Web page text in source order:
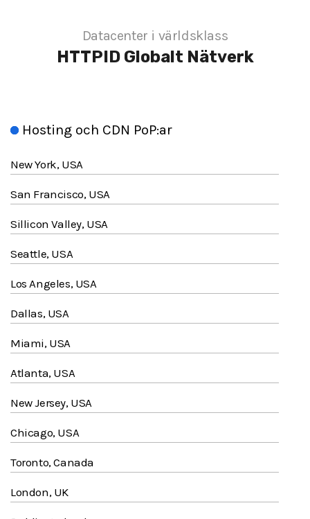
Datacenter i världsklass
HTTPID Globalt Nätverk
Hosting och CDN PoP:ar
New York, USA
San Francisco, USA
Sillicon Valley, USA
Seattle, USA
Los Angeles, USA
Dallas, USA
Miami, USA
Atlanta, USA
New Jersey, USA
Chicago, USA
Toronto, Canada
London, UK